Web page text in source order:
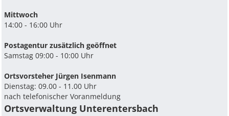
Mittwoch
14:00 - 16:00 Uhr
Postagentur zusätzlich geöffnet
Samstag 09:00 - 10:00 Uhr
Ortsvorsteher Jürgen Isenmann
Dienstag: 09.00 - 11.00 Uhr
nach telefonischer Voranmeldung
Ortsverwaltung Unterentersbach